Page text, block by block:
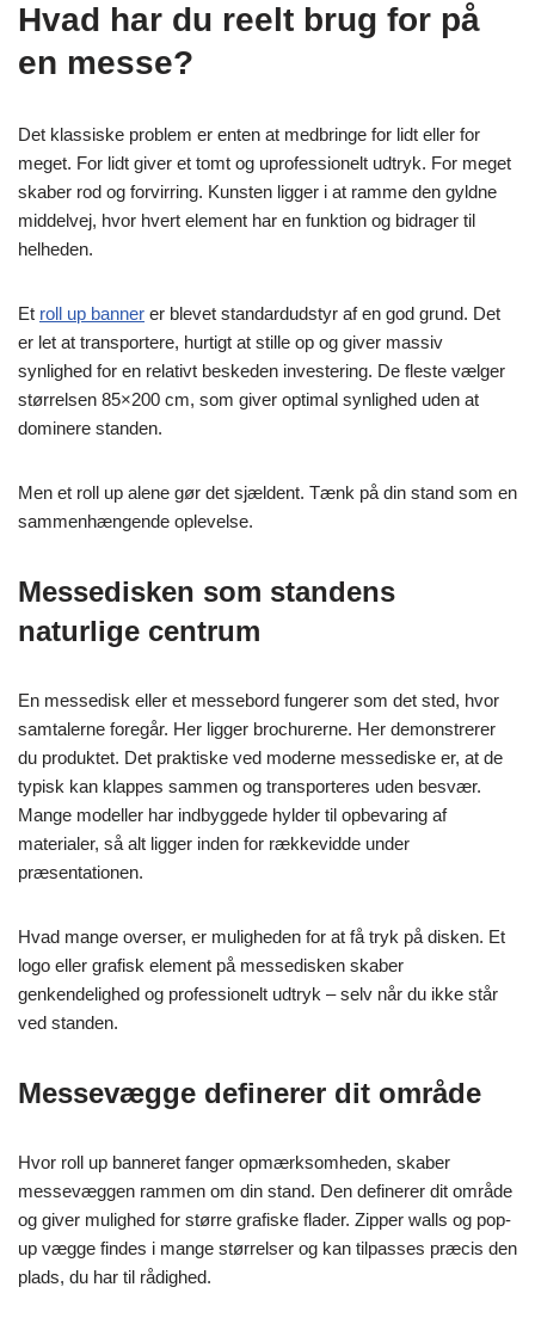
Hvad har du reelt brug for på
en messe?
Det klassiske problem er enten at medbringe for lidt eller for
meget. For lidt giver et tomt og uprofessionelt udtryk. For meget
skaber rod og forvirring. Kunsten ligger i at ramme den gyldne
middelvej, hvor hvert element har en funktion og bidrager til
helheden.
Et roll up banner er blevet standardudstyr af en god grund. Det
er let at transportere, hurtigt at stille op og giver massiv
synlighed for en relativt beskeden investering. De fleste vælger
størrelsen 85×200 cm, som giver optimal synlighed uden at
dominere standen.
Men et roll up alene gør det sjældent. Tænk på din stand som en
sammenhængende oplevelse.
Messedisken som standens
naturlige centrum
En messedisk eller et messebord fungerer som det sted, hvor
samtalerne foregår. Her ligger brochurerne. Her demonstrerer
du produktet. Det praktiske ved moderne messediske er, at de
typisk kan klappes sammen og transporteres uden besvær.
Mange modeller har indbyggede hylder til opbevaring af
materialer, så alt ligger inden for rækkevidde under
præsentationen.
Hvad mange overser, er muligheden for at få tryk på disken. Et
logo eller grafisk element på messedisken skaber
genkendelighed og professionelt udtryk – selv når du ikke står
ved standen.
Messevægge definerer dit område
Hvor roll up banneret fanger opmærksomheden, skaber
messevæggen rammen om din stand. Den definerer dit område
og giver mulighed for større grafiske flader. Zipper walls og pop-
up vægge findes i mange størrelser og kan tilpasses præcis den
plads, du har til rådighed.